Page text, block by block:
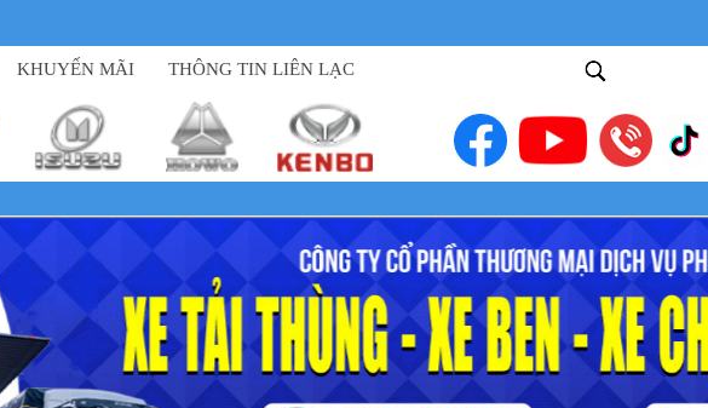
KHUYẾN MÃI THÔNG TIN LIÊN LẠC